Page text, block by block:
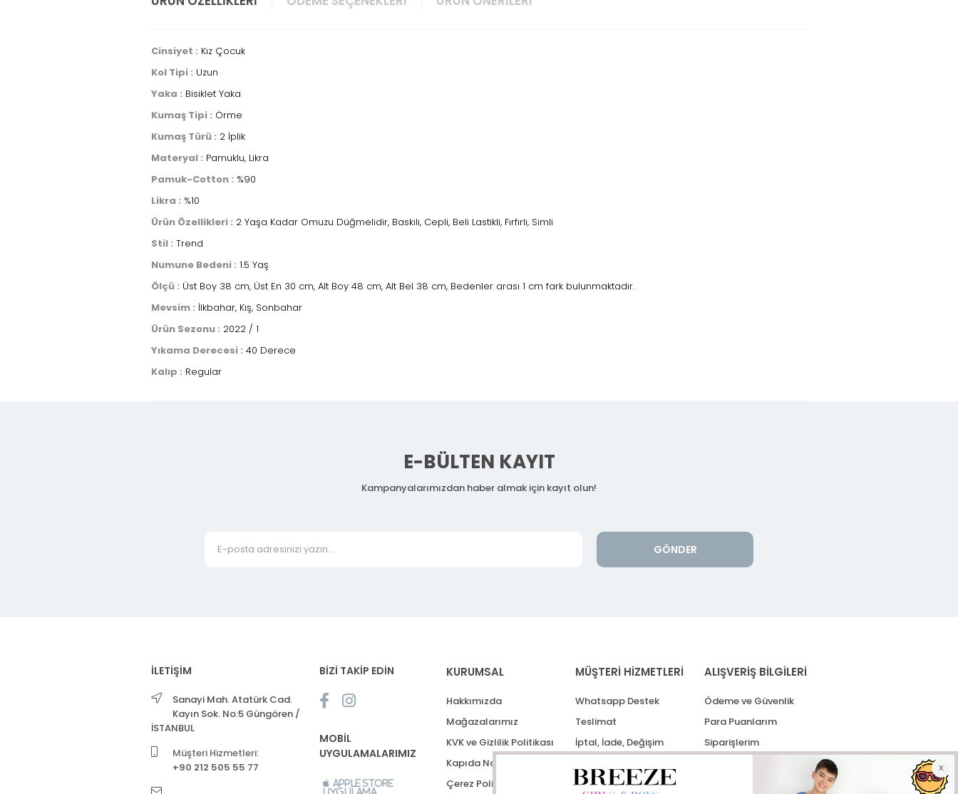
Cinsiyet : Kız Çocuk
Kol Tipi : Uzun
Yaka : Bisiklet Yaka
Kumaş Tipi : Örme
Kumaş Türü : 2 İplik
Materyal : Pamuklu, Likra
Pamuk-Cotton : %90
Likra : %10
Ürün Özellikleri : 2 Yaşa Kadar Omuzu Düğmelidir, Baskılı, Cepli, Beli Lastikli, Fırfırlı, Simli
Stil : Trend
Numune Bedeni : 1.5 Yaş
Ölçü : Üst Boy 38 cm, Üst En 30 cm, Alt Boy 48 cm, Alt Bel 38 cm, Bedenler arası 1 cm fark bulunmaktadır.
Mevsim : İlkbahar, Kış, Sonbahar
Ürün Sezonu : 2022 / 1
Yıkama Derecesi : 40 Derece
Kalıp : Regular
E-BÜLTEN KAYIT
Kampanyalarımızdan haber almak için kayıt olun!
GÖNDER
İLETİŞİM
Sanayi Mah. Atatürk Cad.
Kayın Sok. No:5 Güngören /
İSTANBUL
Müşteri Hizmetleri:
+90 212 505 55 77
BİZİ TAKİP EDİN
MOBİL
UYGULAMALARIMIZ
Apple Store
Uygulama
KURUMSAL
Hakkımızda
Mağazalarımız
KVK ve Gizlilik Politikası
Kapıda Nakit Ödeme
Çerez Politikası
MÜŞTERİ HİZMETLERİ
Whatsapp Destek
Teslimat
İptal, İade, Değişim
ALIŞVERİŞ BİLGİLERİ
Ödeme ve Güvenlik
Para Puanlarım
Siparişlerim